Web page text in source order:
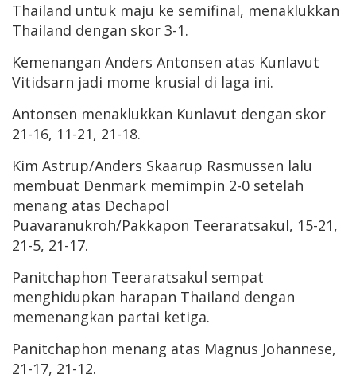
Thailand untuk maju ke semifinal, menaklukkan
Thailand dengan skor 3-1.
Kemenangan Anders Antonsen atas Kunlavut
Vitidsarn jadi mome krusial di laga ini.
Antonsen menaklukkan Kunlavut dengan skor
21-16, 11-21, 21-18.
Kim Astrup/Anders Skaarup Rasmussen lalu
membuat Denmark memimpin 2-0 setelah
menang atas Dechapol
Puavaranukroh/Pakkapon Teeraratsakul, 15-21,
21-5, 21-17.
Panitchaphon Teeraratsakul sempat
menghidupkan harapan Thailand dengan
memenangkan partai ketiga.
Panitchaphon menang atas Magnus Johannese,
21-17, 21-12.